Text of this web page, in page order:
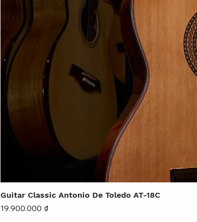
Guitar Classic Antonio De Toledo AT-18C
Giá
19.900.000 ₫